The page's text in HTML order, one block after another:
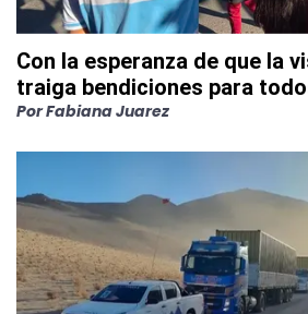
Con la esperanza de que la
traiga bendiciones para
PorFabiana Juarez